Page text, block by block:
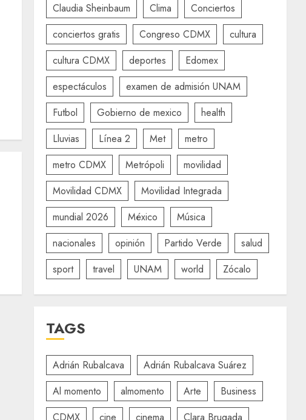
Claudia Sheinbaum
Clima
Conciertos
conciertos gratis
Congreso CDMX
cultura
cultura CDMX
deportes
Edomex
espectáculos
examen de admisión UNAM
Futbol
Gobierno de mexico
health
Lluvias
Línea 2 Met
metro
metro CDMX
Metrópoli
movilidad
Movilidad CDMX
Movilidad Integrada
mundial 2026
México
Música
nacionales
opinión Partido Verde
salud
sport
travel UNAM world Zócalo
TAGS
Adrián Rubalcava
Adrián Rubalcava Suárez
Al momento
almomento Arte
Business
CDMX
cine cinema
Clara Brugada